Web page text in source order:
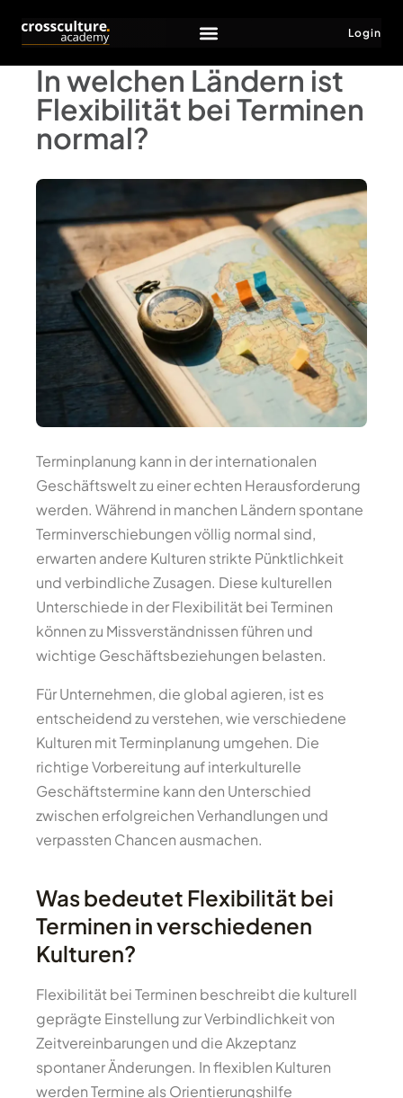
Login
In welchen Ländern ist
Flexibilität bei Terminen
normal?
Terminplanung kann in der internationalen
Geschäftswelt zu einer echten Herausforderung
werden. Während in manchen Ländern spontane
Terminverschiebungen völlig normal sind,
erwarten andere Kulturen strikte Pünktlichkeit
und verbindliche Zusagen. Diese kulturellen
Unterschiede in der Flexibilität bei Terminen
können zu Missverständnissen führen und
wichtige Geschäftsbeziehungen belasten.
Für Unternehmen, die global agieren, ist es
entscheidend zu verstehen, wie verschiedene
Kulturen mit Terminplanung umgehen. Die
richtige Vorbereitung auf interkulturelle
Geschäftstermine kann den Unterschied
zwischen erfolgreichen Verhandlungen und
verpassten Chancen ausmachen.
Was bedeutet Flexibilität bei
Terminen in verschiedenen
Kulturen?
Flexibilität bei Terminen beschreibt die kulturell
geprägte Einstellung zur Verbindlichkeit von
Zeitvereinbarungen und die Akzeptanz
spontaner Änderungen. In flexiblen Kulturen
werden Termine als Orientierungshilfe